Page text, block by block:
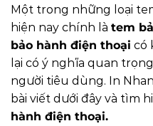
Một trong những loại
hiện nay chính là tem
bảo hành điện thoại có
lại có ý nghĩa quan
người tiêu dùng. In
bài viết dưới đây và tìm
hành điện thoại.